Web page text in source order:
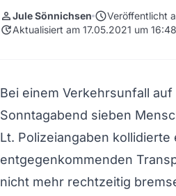
personJule Sönnichsen scheduleVeröffentlicht
updateAktualisiert am 17.05.2021 um
Bei einem Verkehrsunfall
Sonntagabend sieben
Lt. Polizeiangaben kollidierte
entgegenkommenden
nicht mehr rechtzeitig